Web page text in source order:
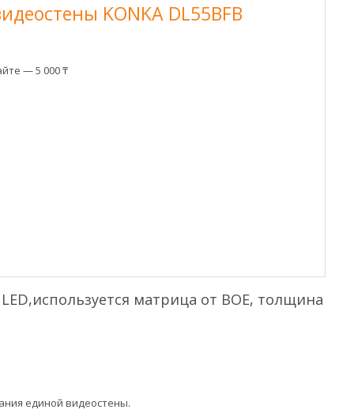
KONKA DL55BFB
— 5 000 ₸
матрица от ВОЕ, толщина
единой видеостены.